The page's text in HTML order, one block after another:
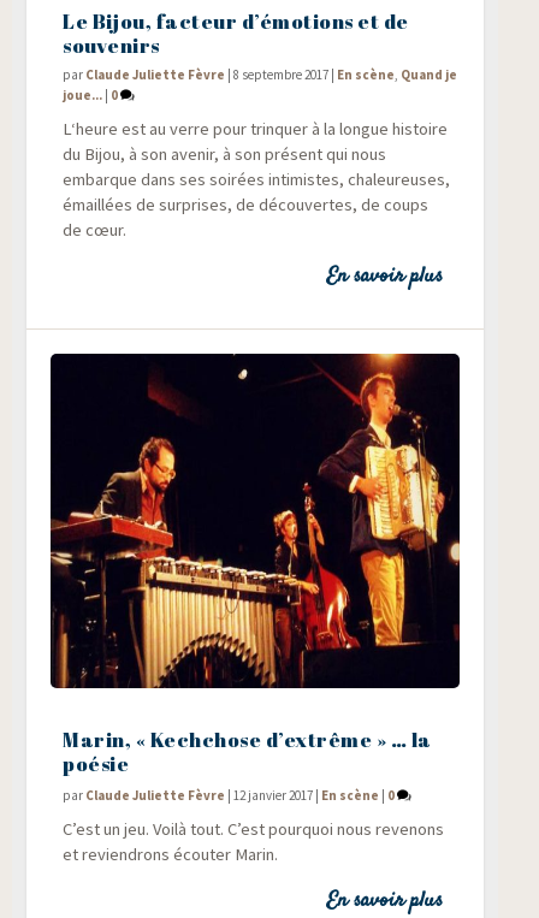
Le Bijou, facteur d’émotions et de
souvenirs
par Claude Juliette Fèvre |8 septembre 2017 En scène, Quand je
joue... 0
L‘heure est au verre pour trin­quer à la longue his­toire
du Bijou, à son ave­nir, à son pré­sent qui nous
embarque dans ses soi­rées inti­mistes, cha­leu­reuses,
émaillées de sur­prises, de décou­vertes, de coups
de cœur.
En savoir plus
Marin, « Kechchose d’extrême » … la
poésie
par Claude Juliette Fèvre |12 janvier 2017 En scène 0
C’est un jeu. Voi­là tout. C’est pour­quoi nous reve­nons
et revien­drons écou­ter Marin.
En savoir plus